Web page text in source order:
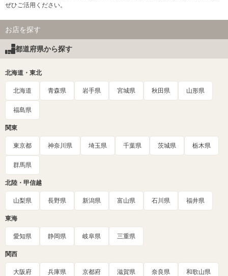
ぜひご活用ください。
お店を探す
都道府県から探す
北海道・東北
北海道 青森県 岩手県 宮城県 秋田県 山形県
福島県
関東
東京都 神奈川県 埼玉県 千葉県 茨城県 栃木県
群馬県
北陸・甲信越
山梨県 長野県 新潟県 富山県 石川県 福井県
東海
愛知県 静岡県 岐阜県 三重県
関西
大阪府 兵庫県 京都府 滋賀県 奈良県 和歌山県